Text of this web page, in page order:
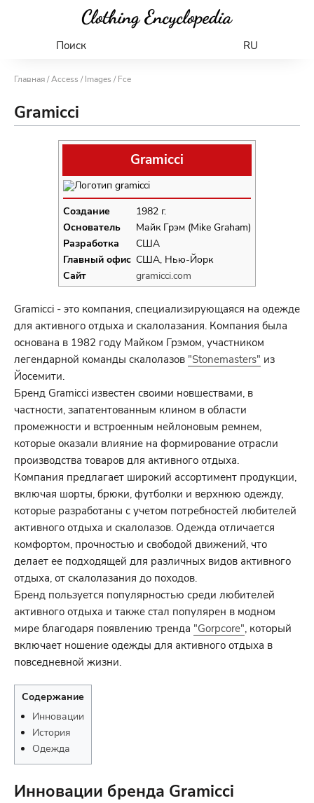
Поиск RU
Главная/Access /Images / Fce
Gramicci
Gramicci
Создание
1982 г.
Основатель
Майк Грэм (Mike Graham)
Разработка
США
Главный офис США, Нью-Йорк
Сайт
gramicci.com
Gramicci - это компания, специализирующаяся на одежде
для активного отдыха и скалолазания. Компания была
основана в 1982 году Майком Грэмом, участником
легендарной команды скалолазов "Stonemasters" из
Йосемити.
Бренд Gramicci известен своими новшествами, в
частности, запатентованным клином в области
промежности и встроенным нейлоновым ремнем,
которые оказали влияние на формирование отрасли
производства товаров для активного отдыха.
Компания предлагает широкий ассортимент продукции,
включая шорты, брюки, футболки и верхнюю одежду,
которые разработаны с учетом потребностей любителей
активного отдыха и скалолазов. Одежда отличается
комфортом, прочностью и свободой движений, что
делает ее подходящей для различных видов активного
отдыха, от скалолазания до походов.
Бренд пользуется популярностью среди любителей
активного отдыха и также стал популярен в модном
мире благодаря появлению тренда "Gorpcore", который
включает ношение одежды для активного отдыха в
повседневной жизни.
Содержание
Инновации
История
Одежда
Инновации бренда Gramicci